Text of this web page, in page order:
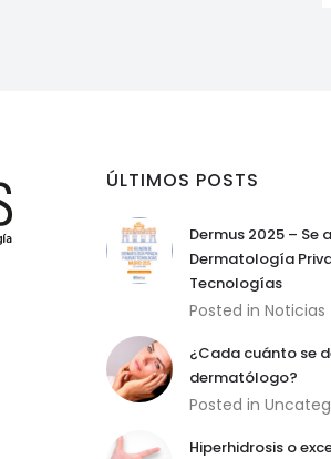
ÚLTIMOS POSTS
Dermus 2025 – Se
Dermatología
Tecnologías
Posted in Noticias
¿Cada cuánto se
dermatólogo?
Posted in
Hiperhidrosis o